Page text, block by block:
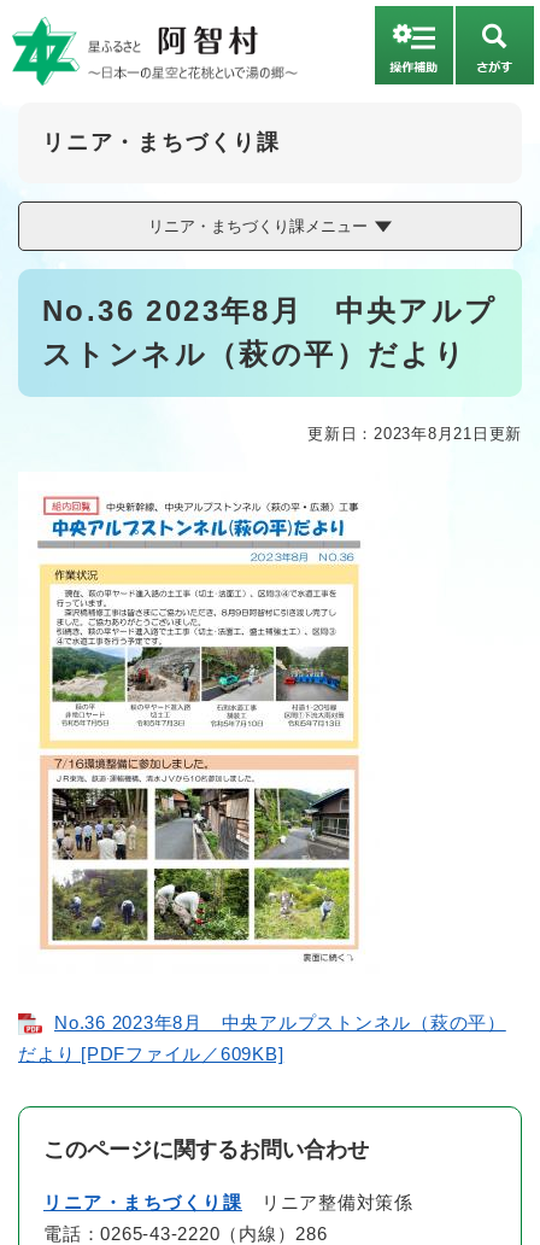
ー
ジ
が
リニア・まちづくり課
リニア・まちづくり課メニュー
本
No.36 2023年8月 中央アルプ
ストンネル（萩の平）だより
更新日：2023年8月21日更新
No.36 2023年8月 中央アルプストンネル（萩の平）
だより [PDFファイル／609KB]
このページに関するお問い合わせ
リニア・まちづくり課 リニア整備対策係
電話：0265-43-2220（内線）286